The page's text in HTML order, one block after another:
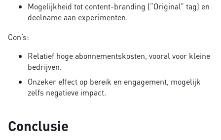
Mogelijkheid tot content-branding (“Original” tag) en
deelname aan experimenten.
Con’s:
Relatief hoge abonnementskosten, vooral voor kleine
bedrijven.
Onzeker effect op bereik en engagement, mogelijk
zelfs negatieve impact.
Conclusie